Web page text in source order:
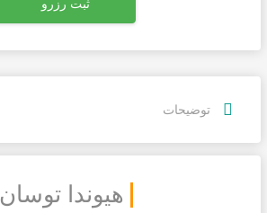
توضيحات
هیوندا توسان